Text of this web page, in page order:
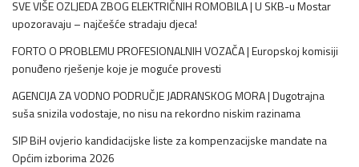
SVE VIŠE OZLJEDA ZBOG ELEKTRIČNIH ROMOBILA | U SKB-u Mostar
upozoravaju – najčešće stradaju djeca!
FORTO O PROBLEMU PROFESIONALNIH VOZAČA | Europskoj komisiji
ponuđeno rješenje koje je moguće provesti
AGENCIJA ZA VODNO PODRUČJE JADRANSKOG MORA | Dugotrajna
suša snizila vodostaje, no nisu na rekordno niskim razinama
SIP BiH ovjerio kandidacijske liste za kompenzacijske mandate na
Općim izborima 2026